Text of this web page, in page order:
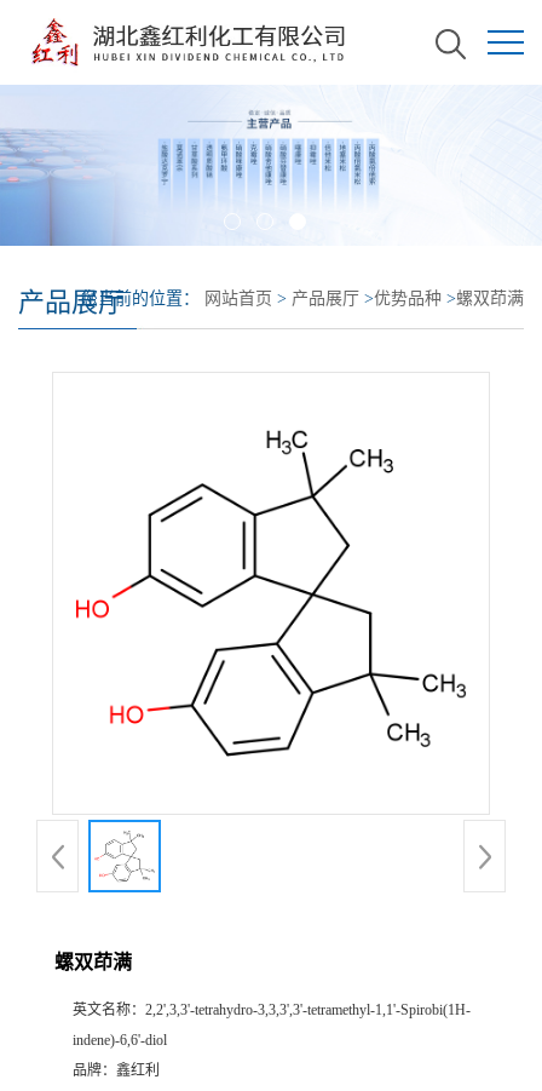
产品展厅您当前的位置： 网站首页 > 产品展厅 >优势品种 >螺双茚满
螺双茚满
英文名称： 2,2',3,3'-tetrahydro-3,3,3',3'-tetramethyl-1,1'-Spirobi(1H-
indene)-6,6'-diol
品牌： 鑫红利